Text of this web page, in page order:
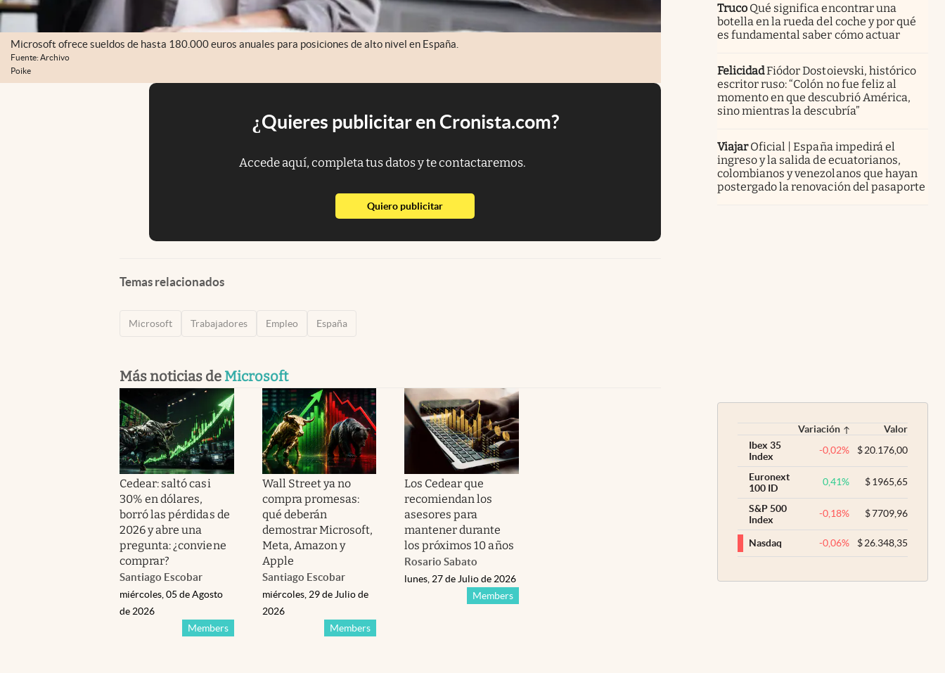
Microsoft ofrece sueldos de hasta 180.000 euros anuales para posiciones de alto nivel en España.
Fuente: Archivo
Poike
¿Quieres publicitar en Cronista.com?
Accede aquí, completa tus datos y te contactaremos.
Quiero publicitarabre en nueva pestaña
Temas relacionados
Microsoft Trabajadores Empleo España
Más noticias de Microsoft
Cedear: saltó casi
30% en dólares,
borró las pérdidas de
2026 y abre una
pregunta: ¿conviene
comprar?
Santiago Escobar
Members
miércoles, 05 de Agosto
de 2026
Wall Street ya no
compra promesas:
qué deberán
demostrar Microsoft,
Meta, Amazon y
Apple
Santiago Escobar
Members
miércoles, 29 de Julio de
2026
Los Cedear que
recomiendan los
asesores para
mantener durante
los próximos 10 años
Rosario Sabato
Members
lunes, 27 de Julio de 2026
Truco Qué significa encontrar una
botella en la rueda del coche y por qué
es fundamental saber cómo actuar
FelicidadFiódor Dostoievski, histórico
escritor ruso: “Colón no fue feliz al
momento en que descubrió América,
sino mientras la descubría”
Viajar Oficial | España impedirá el
ingreso y la salida de ecuatorianos,
colombianos y venezolanos que hayan
postergado la renovación del pasaporte
Variación
Valor
Ibex 35
Index
-0,02% $20.176,00
Euronext
100 ID
0,41% $1965,65
S&P 500
Index
-0,18% $7709,96
Nasdaq -0,06% $26.348,35